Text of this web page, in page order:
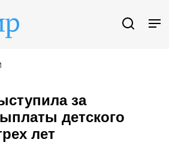
за
детского
лет